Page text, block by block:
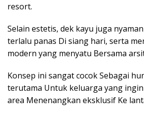
resort.
Selain estetis, dek kayu juga
terlalu panas Di siang hari, serta
modern yang menyatu Bersama
Konsep ini sangat cocok Sebagai
terutama Untuk keluarga yang
area Menenangkan eksklusif Ke